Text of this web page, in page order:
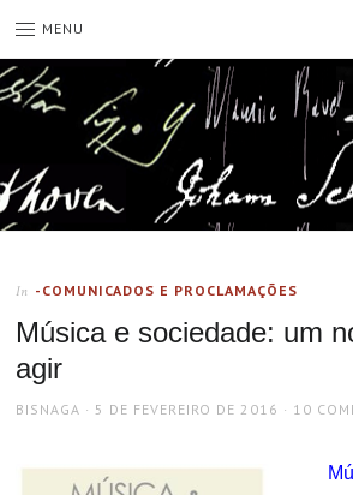
MENU
In -COMUNICADOS E PROCLAMAÇÕES
Música e sociedade: um
agir
AUTHOR
BISNAGA
POSTED
5 DE FEVEREIRO DE 2016 10